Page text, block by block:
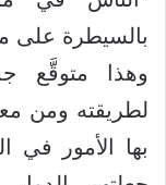
بالسيطرة على
وهذا متوقَّع
لطريقته ومن
بها الأمور في